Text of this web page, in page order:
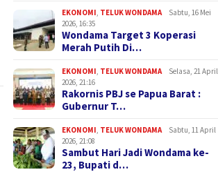
EKONOMI TELUK WONDAMA
Sabtu, 16 Mei
2026, 16:35
Wondama Target 3 Koperasi
Merah Putih Di…
EKONOMI TELUK WONDAMA
Selasa, 21 April
2026, 21:16
Rakornis PBJ se Papua Barat :
Gubernur T…
EKONOMI TELUK WONDAMA
Sabtu, 11 April
2026, 21:08
Sambut Hari Jadi Wondama ke-
23, Bupati d…